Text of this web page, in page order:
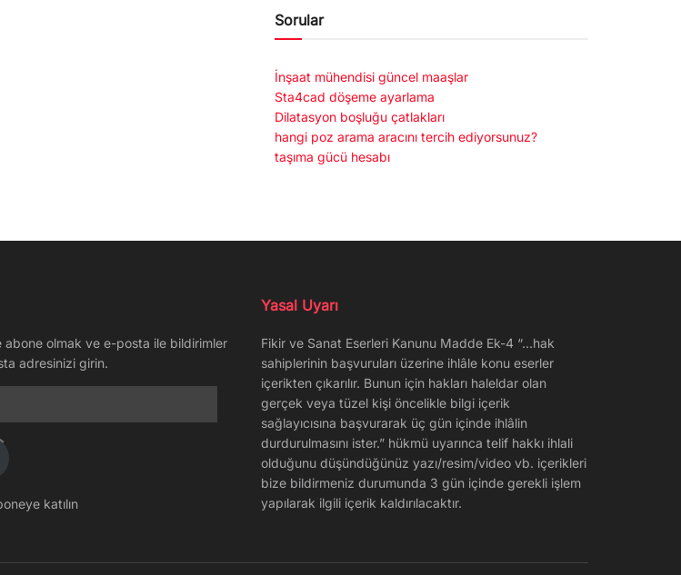
Sorular
İnşaat mühendisi güncel maaşlar
Sta4cad döşeme ayarlama
Dilatasyon boşluğu çatlakları
hangi poz arama aracını tercih ediyorsunuz?
taşıma gücü hesabı
abone olmak ve e-posta ile bildirimler
adresinizi girin.
katılın
Yasal Uyarı
Fikir ve Sanat Eserleri Kanunu Madde Ek-4 “…hak
sahiplerinin başvuruları üzerine ihlâle konu eserler
içerikten çıkarılır. Bunun için hakları haleldar olan
gerçek veya tüzel kişi öncelikle bilgi içerik
sağlayıcısına başvurarak üç gün içinde ihlâlin
durdurulmasını ister.” hükmü uyarınca telif hakkı ihlali
olduğunu düşündüğünüz yazı/resim/video vb. içerikleri
bize bildirmeniz durumunda 3 gün içinde gerekli işlem
yapılarak ilgili içerik kaldırılacaktır.